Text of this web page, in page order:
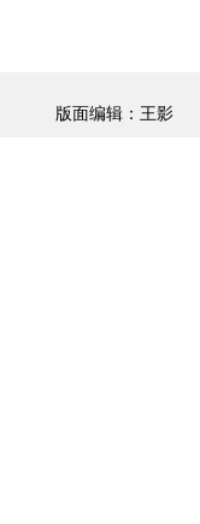
版面编辑：王影